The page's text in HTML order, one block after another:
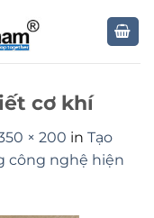
cơ khí
× 200 in Tạo
công nghệ hiện